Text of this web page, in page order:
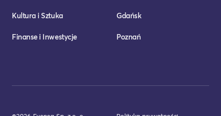
Kultura i Sztuka
Finanse i Inwestycje
Gdańsk
Poznań